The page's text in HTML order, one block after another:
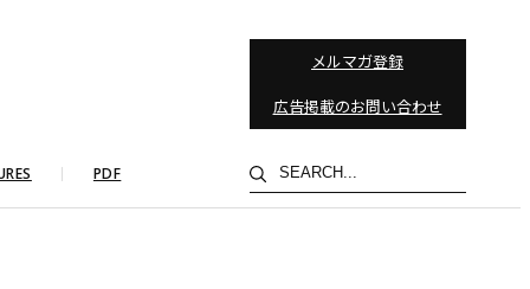
メルマガ登録
広告掲載のお問い合わせ
PDF
検
索